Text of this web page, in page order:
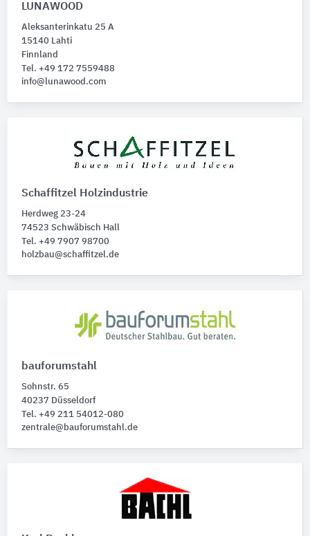
LUNAWOOD
Aleksanterinkatu 25 A
15140 Lahti
Finnland
Tel. +49 172 7559488
info@lunawood.com
Schaffitzel Holzindustrie
Herdweg 23-24
74523 Schwäbisch Hall
Tel. +49 7907 98700
holzbau@schaffitzel.de
bauforumstahl
Sohnstr. 65
40237 Düsseldorf
Tel. +49 211 54012-080
zentrale@bauforumstahl.de